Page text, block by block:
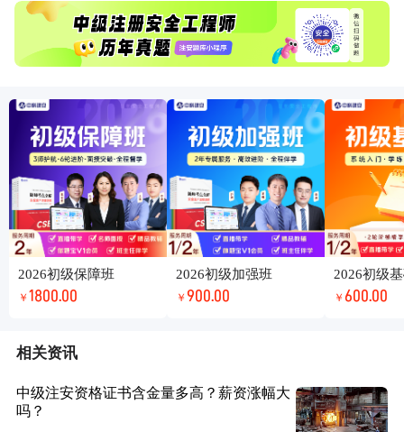
2026初级保障班
￥ 1800.00
2026初级加强班
￥ 900.00
2026初级
￥ 600.00
相关资讯
中级注安资格证书含金量多高？薪资涨幅大
吗？